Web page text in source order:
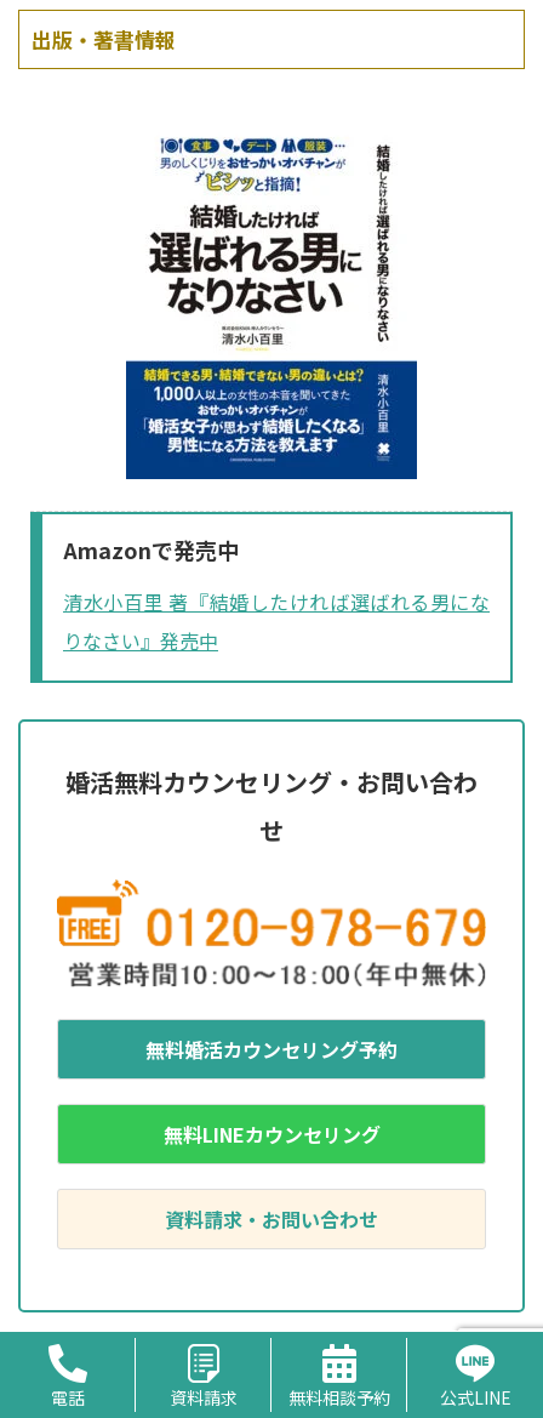
出版・著書情報
Amazonで発売中
清水小百里 著『結婚したければ選ばれる男にな
りなさい』発売中
婚活無料カウンセリング・お問い合わ
せ
無料婚活カウンセリング予約
無料LINEカウンセリング
資料請求・お問い合わせ
ポスト はてな
電話 資料請求 無料相談予約 公式LINE